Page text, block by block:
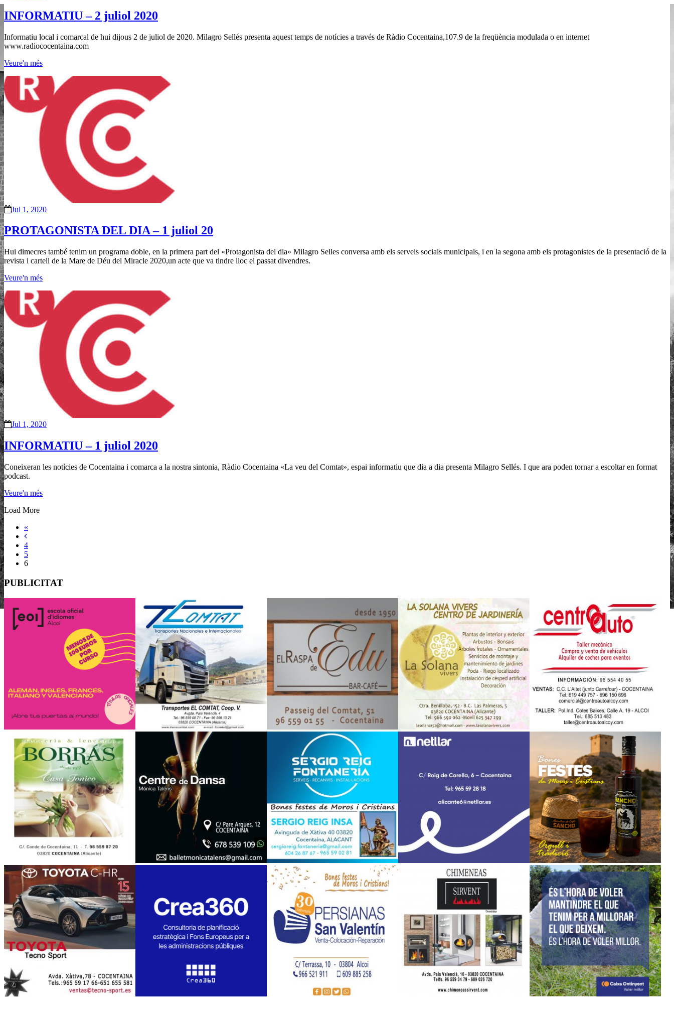
INFORMATIU – 2 juliol 2020
Informatiu local i comarcal de hui dijous 2 de juliol de 2020. Milagro Sellés presenta aquest temps de notícies a través de Ràdio Cocentaina,107.9 de la freqüència modulada o en internet
www.radiococentaina.com
Veure'n més
Jul 1, 2020
PROTAGONISTA DEL DIA – 1 juliol 20
Hui dimecres també tenim un programa doble, en la primera part del «Protagonista del dia» Milagro Selles conversa amb els serveis socials municipals, i en la segona amb els protagonistes de la presentació de la
revista i cartell de la Mare de Déu del Miracle 2020,un acte que va tindre lloc el passat divendres.
Veure'n més
Jul 1, 2020
INFORMATIU – 1 juliol 2020
Coneixeran les notícies de Cocentaina i comarca a la nostra sintonia, Ràdio Cocentaina «La veu del Comtat», espai informatiu que dia a dia presenta Milagro Sellés. I que ara poden tornar a escoltar en format
podcast.
Veure'n més
Load More
«
4
5
6
PUBLICITAT